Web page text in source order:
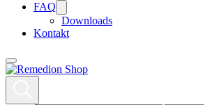
FAQ
Downloads
Kontakt